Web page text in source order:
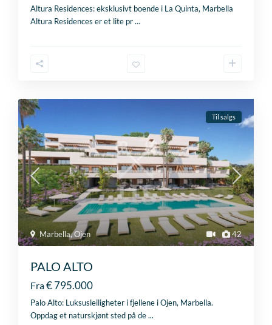
Altura Residences: eksklusivt boende i La Quinta, Marbella
Altura Residences er et lite pr...
42
Marbella,Ojen
Til salgs
PALO ALTO
Fra€ 795.000
Palo Alto: Luksusleiligheter i fjellene i Ojen, Marbella.
Oppdag et naturskjønt sted på de...